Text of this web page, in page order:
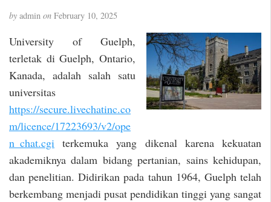
by admin on February 10, 2025
University of Guelph,
terletak di Guelph, Ontario,
Kanada, adalah salah satu
universitas
https://secure.livechatinc.co
m/licence/17223693/v2/ope
n_chat.cgi terkemuka yang dikenal karena kekuatan
akademiknya dalam bidang pertanian, sains kehidupan,
dan penelitian. Didirikan pada tahun 1964, Guelph telah
berkembang menjadi pusat pendidikan tinggi yang sangat